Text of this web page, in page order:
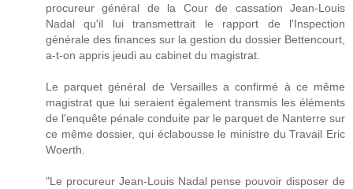
procureur général de la Cour de cassation Jean-Louis
Nadal qu'il lui transmettrait le rapport de l'Inspection
générale des finances sur la gestion du dossier Bettencourt,
a-t-on appris jeudi au cabinet du magistrat.
Le parquet général de Versailles a confirmé à ce même
magistrat que lui seraient également transmis les éléments
de l'enquête pénale conduite par le parquet de Nanterre sur
ce même dossier, qui éclabousse le ministre du Travail Eric
Woerth.
"Le procureur Jean-Louis Nadal pense pouvoir disposer de